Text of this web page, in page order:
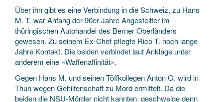
Über ihn gibt es eine Verbindung in die Schweiz, zu Hans
M. T. war Anfang der 90er-Jahre Angestellter im
thüringischen Autohandel des Berner Oberländers
gewesen. Zu seinem Ex-Chef pflegte Rico T. noch lange
Jahre Kontakt. Die beiden verbindet laut Anklage unter
anderem eine «Waffenaffinität».
Gegen Hans M. und seinen Töffkollegen Anton G. wird in
Thun wegen Gehilfenschaft zu Mord ermittelt. Da die
beiden die NSU-Mörder nicht kannten, geschweige denn